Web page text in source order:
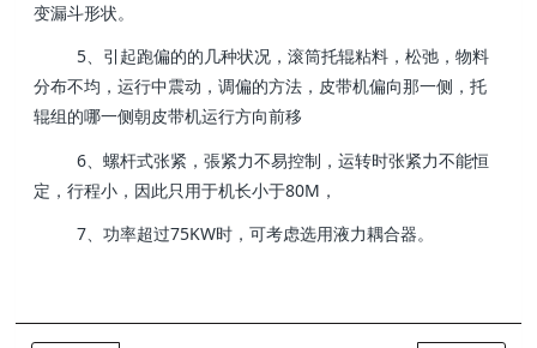
变漏斗形状。
5、引起跑偏的的几种状况，滚筒托辊粘料，松弛，物料
分布不均，运行中震动，调偏的方法，皮带机偏向那一侧，托
辊组的哪一侧朝皮带机运行方向前移
6、螺杆式张紧，張紧力不易控制，运转时张紧力不能恒
定，行程小，因此只用于机长小于80M，
7、功率超过75KW时，可考虑选用液力耦合器。